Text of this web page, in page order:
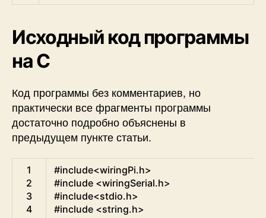
Исходный код программы
на C
Код программы без комментариев, но
практически все фрагменты программы
достаточно подробно объяснены в
предыдущем пункте статьи.
1
2
3
4
#include<wiringPi.h>
#include <wiringSerial.h>
#include<stdio.h>
#include <string.h>